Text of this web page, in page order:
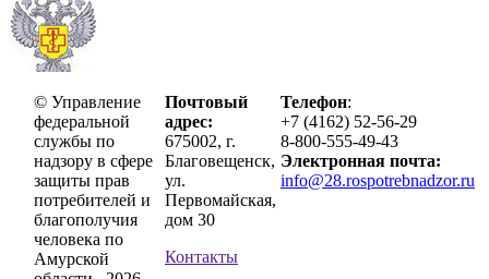
© Управление
федеральной
службы по
надзору в сфере
защиты прав
потребителей и
благополучия
человека по
Амурской
Почтовый
адрес:
675002, г.
Благовещенск,
ул.
Первомайская,
дом 30
Контакты
Телефон:
+7 (4162) 52-56-29
8-800-555-49-43
Электронная почта:
info@28.rospotrebnadzor.ru